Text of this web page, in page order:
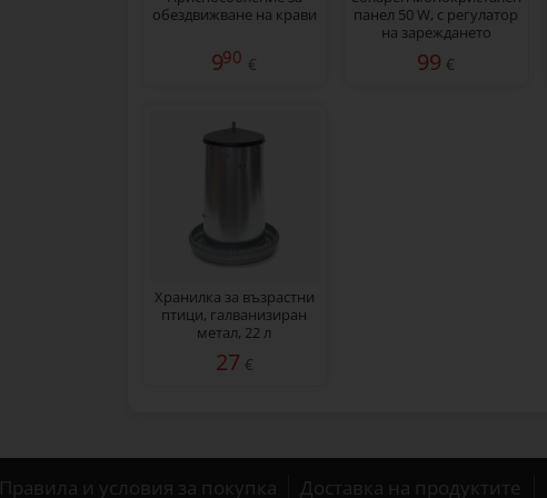
обездвижване на крави
990 €
панел 50 W, с регулатор
на зареждането
99 €
Хранилка за възрастни
птици, галванизиран
метал, 22 л
27 €
Правила и условия за покупка Доставка на продуктите